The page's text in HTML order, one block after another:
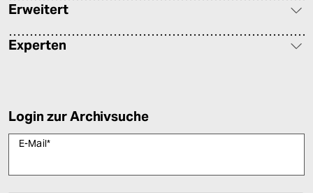
Erweitert
Experten
Login zur Archivsuche
E-Mail*